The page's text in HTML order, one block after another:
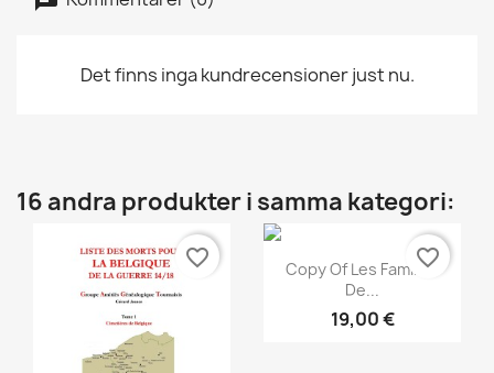
Det finns inga kundrecensioner just nu.
16 andra produkter i samma kategori:
favorite_border Snabbvy
Copy Of Les Familles
De...
19,00 €
favorite_border